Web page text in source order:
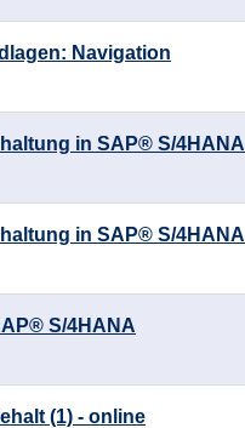
Navigation
in SAP® S/4HANA
in SAP® S/4HANA
S/4HANA
(1) - online